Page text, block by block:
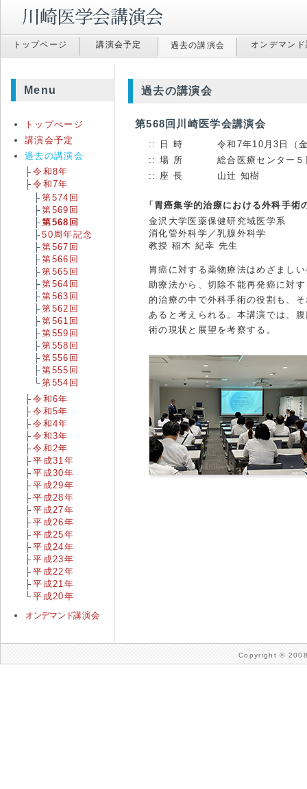
トップページ 講演会予定 過去の講演会 オンデマン
Menu
トップぺージ
講演会予定
過去の講演会
令和8年
令和7年
第574回
第569回
第568回
50周年記念
第567回
第566回
第565回
第564回
第563回
第562回
第561回
第559回
第558回
第556回
第555回
第554回
令和6年
令和5年
令和4年
令和3年
令和2年
平成31年
平成30年
平成29年
平成28年
平成27年
平成26年
平成25年
平成24年
平成23年
平成22年
平成21年
平成20年
オンデマンド講演会
過去の講演会
第568回川崎医学会講演会
日 時
令和7年10月3日（
場 所
総合医療センター
座 長
山辻 知樹
「胃癌集学的治療における外科手術
金沢大学医薬保健研究域医学系
消化管外科学／乳腺外科学
教授 稲木 紀幸 先生
胃癌に対する薬物療法はめざまし
助療法から、切除不能再発癌に対
的治療の中で外科手術の役割も、
あると考えられる。本講演では、
術の現状と展望を考察する。
Copyright ©